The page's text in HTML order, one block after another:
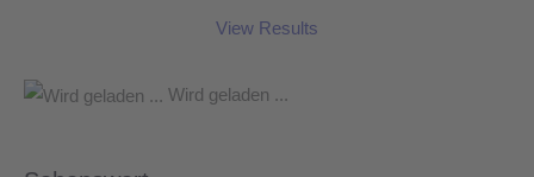
View Results
Wird geladen ...